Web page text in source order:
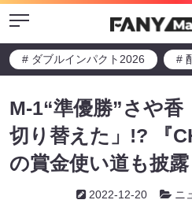
Menu
# ダブルインパクト2026 #
M-1“準優勝”さや香
切り替えた」!? 『
の賞金使い道も披露
2022-12-20 ニ